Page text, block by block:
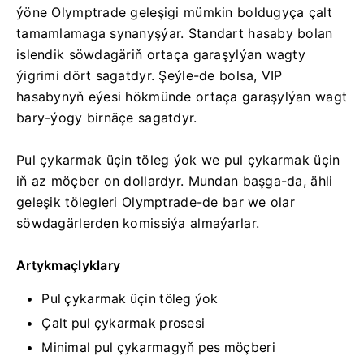
ýöne Olymptrade geleşigi mümkin boldugyça çalt
tamamlamaga synanyşýar. Standart hasaby bolan
islendik söwdagäriň ortaça garaşylýan wagty
ýigrimi dört sagatdyr. Şeýle-de bolsa, VIP
hasabynyň eýesi hökmünde ortaça garaşylýan wagt
bary-ýogy birnäçe sagatdyr.
Pul çykarmak üçin töleg ýok we pul çykarmak üçin
iň az möçber on dollardyr. Mundan başga-da, ähli
geleşik tölegleri Olymptrade-de bar we olar
söwdagärlerden komissiýa almaýarlar.
Artykmaçlyklary
Pul çykarmak üçin töleg ýok
Çalt pul çykarmak prosesi
Minimal pul çykarmagyň pes möçberi